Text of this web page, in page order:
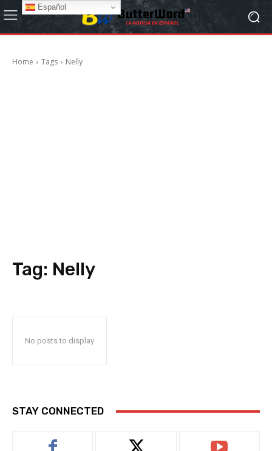
Home Tags Nelly
Tag: Nelly
No posts to display
STAY CONNECTED
Español